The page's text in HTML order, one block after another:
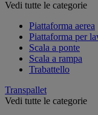
Vedi tutte le categorie
Piattaforma aerea
Piattaforma per
Scala a ponte
Scala a rampa
Trabattello
Transpallet
Vedi tutte le categorie